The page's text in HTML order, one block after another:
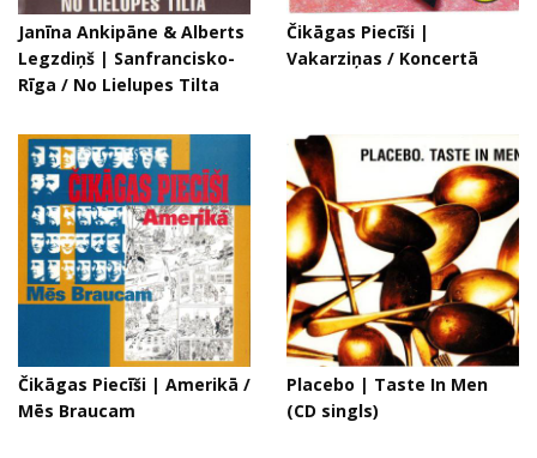
Janīna Ankipāne & Alberts
Legzdiņš | Sanfrancisko-
Rīga / No Lielupes Tilta
Čikāgas Piecīši |
Vakarziņas / Koncertā
Čikāgas Piecīši | Amerikā /
Mēs Braucam
Placebo | Taste In Men
(CD singls)